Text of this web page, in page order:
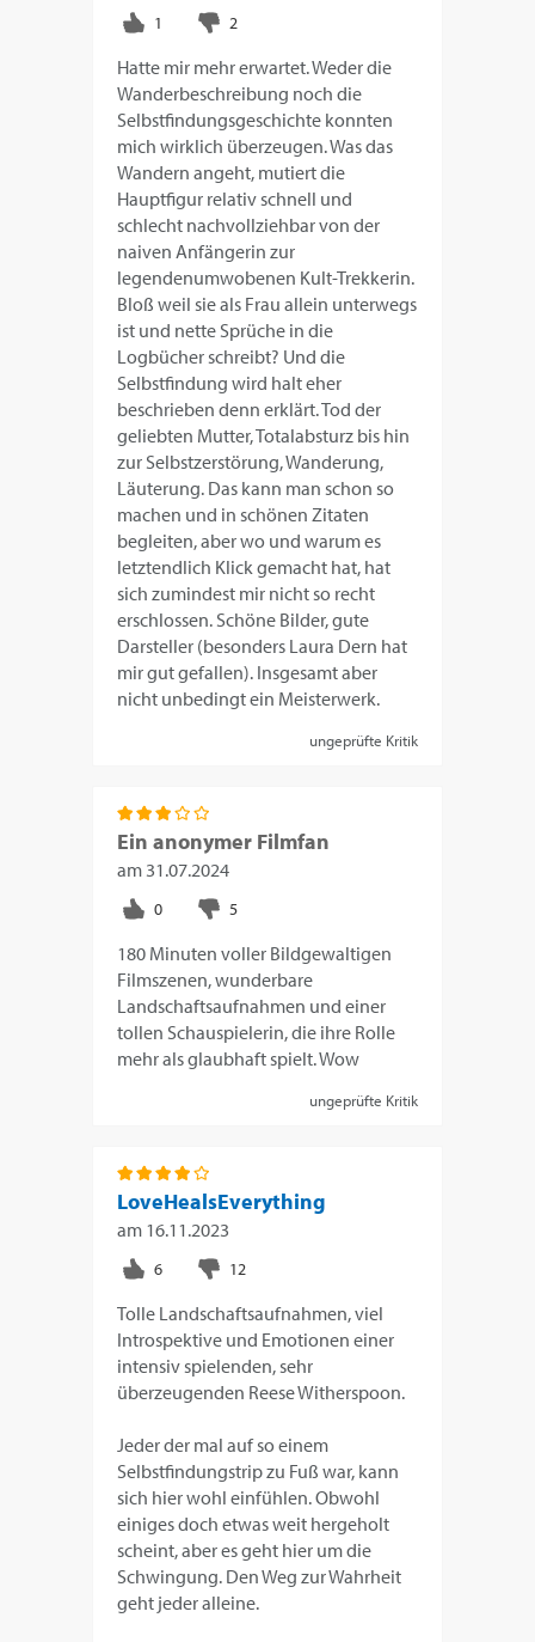
Hatte mir mehr erwartet. Weder die
Wanderbeschreibung noch die
Selbstfindungsgeschichte konnten
mich wirklich überzeugen. Was das
Wandern angeht, mutiert die
Hauptfigur relativ schnell und
schlecht nachvollziehbar von der
naiven Anfängerin zur
legendenumwobenen Kult-Trekkerin.
Bloß weil sie als Frau allein unterwegs
ist und nette Sprüche in die
Logbücher schreibt? Und die
Selbstfindung wird halt eher
beschrieben denn erklärt. Tod der
geliebten Mutter, Totalabsturz bis hin
zur Selbstzerstörung, Wanderung,
Läuterung. Das kann man schon so
machen und in schönen Zitaten
begleiten, aber wo und warum es
letztendlich Klick gemacht hat, hat
sich zumindest mir nicht so recht
erschlossen. Schöne Bilder, gute
Darsteller (besonders Laura Dern hat
mir gut gefallen). Insgesamt aber
nicht unbedingt ein Meisterwerk.
ungeprüfte Kritik
Ein anonymer Filmfan
am 31.07.2024
180 Minuten voller Bildgewaltigen
Filmszenen, wunderbare
Landschaftsaufnahmen und einer
tollen Schauspielerin, die ihre Rolle
mehr als glaubhaft spielt. Wow
ungeprüfte Kritik
LoveHealsEverything
am 16.11.2023
Tolle Landschaftsaufnahmen, viel
Introspektive und Emotionen einer
intensiv spielenden, sehr
überzeugenden Reese Witherspoon.
Jeder der mal auf so einem
Selbstfindungstrip zu Fuß war, kann
sich hier wohl einfühlen. Obwohl
einiges doch etwas weit hergeholt
scheint, aber es geht hier um die
Schwingung. Den Weg zur Wahrheit
geht jeder alleine.